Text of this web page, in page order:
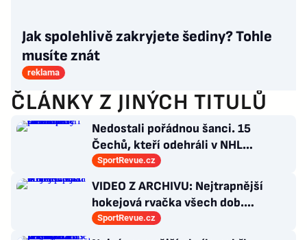
Jak spolehlivě zakryjete šediny? Tohle
musíte znát
reklama
ČLÁNKY Z JINÝCH TITULŮ
Nedostali pořádnou šanci. 15
Čechů, kteří odehráli v NHL
maximálně dva zápasy
SportRevue.cz
VIDEO Z ARCHIVU: Nejtrapnější
hokejová rvačka všech dob.
Nepadla v ní ani rána
SportRevue.cz